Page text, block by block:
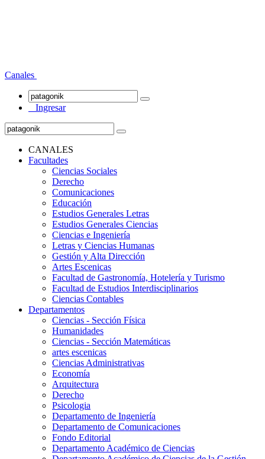
Canales
Ingresar
CANALES
Facultades
Ciencias Sociales
Derecho
Comunicaciones
Educación
Estudios Generales Letras
Estudios Generales Ciencias
Ciencias e Ingeniería
Letras y Ciencias Humanas
Gestión y Alta Dirección
Artes Escenicas
Facultad de Gastronomía, Hotelería y Turismo
Facultad de Estudios Interdisciplinarios
Ciencias Contables
Departamentos
Ciencias - Sección Física
Humanidades
Ciencias - Sección Matemáticas
artes escenicas
Ciencias Administrativas
Economía
Arquitectura
Derecho
Psicologia
Departamento de Ingeniería
Departamento de Comunicaciones
Fondo Editorial
Departamento Académico de Ciencias